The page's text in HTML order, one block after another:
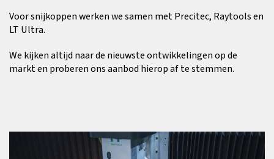
Voor snijkoppen werken we samen met Precitec, Raytools en
LT Ultra.
We kijken altijd naar de nieuwste ontwikkelingen op de
markt en proberen ons aanbod hierop af te stemmen.